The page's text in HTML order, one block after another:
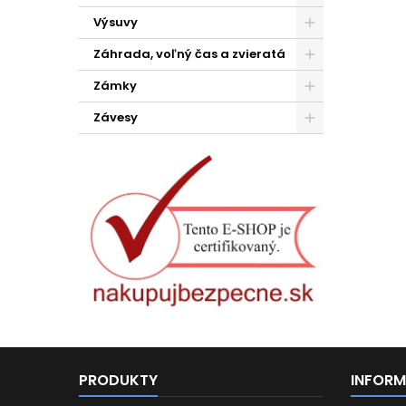
Výsuvy
Záhrada, voľný čas a zvieratá
Zámky
Závesy
PRODUKTY